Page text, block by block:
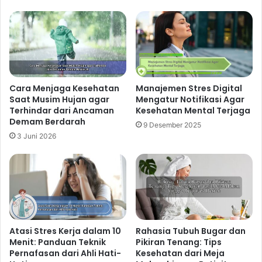
Related Articles
Tips Menjaga Kesehatan Tulang
Sejak Dini dengan Pola Hidup Aktif
dan Nutrisi Tepat
21 jam ago
Strategi Hidup Sehat bagi
Maksimal
2 hari ago
Tips Kesehatan Terbaru Mengurangi
Rasa Lemas dengan Perubahan
Rutinitas Harian
3 hari ago
Cara Menjaga Kesehatan
Saat Musim Hujan agar
Terhindar dari Ancaman
Demam Berdarah
3 Juni 2026
Manajemen Stres Digital
Mengatur Notifikasi Agar
Kesehatan Mental Terjaga
9 Desember 2025
Atasi Stres Kerja dalam 10
Menit: Panduan Teknik
Pernafasan dari Ahli Hati-
Rahasia Tubuh Bugar dan
Pikiran Tenang: Tips
Kesehatan dari Meja